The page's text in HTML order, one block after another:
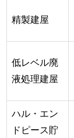
精製建屋
低レベル廃
液処理建屋
ハル・エン
ドピース貯